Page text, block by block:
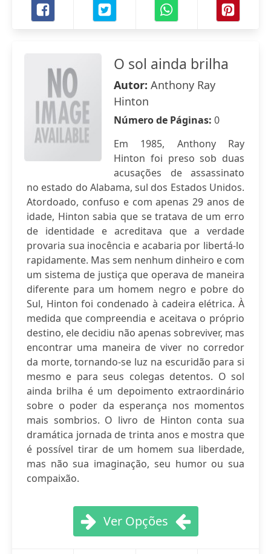
O sol ainda brilha
Autor: Anthony Ray
Hinton
Número de Páginas: 0
Em 1985, Anthony Ray
Hinton foi preso sob duas
acusações de assassinato
no estado do Alabama, sul dos Estados Unidos.
Atordoado, confuso e com apenas 29 anos de
idade, Hinton sabia que se tratava de um erro
de identidade e acreditava que a verdade
provaria sua inocência e acabaria por libertá-lo
rapidamente. Mas sem nenhum dinheiro e com
um sistema de justiça que operava de maneira
diferente para um homem negro e pobre do
Sul, Hinton foi condenado à cadeira elétrica. À
medida que compreendia e aceitava o próprio
destino, ele decidiu não apenas sobreviver, mas
encontrar uma maneira de viver no corredor
da morte, tornando-se luz na escuridão para si
mesmo e para seus colegas detentos. O sol
ainda brilha é um depoimento extraordinário
sobre o poder da esperança nos momentos
mais sombrios. O livro de Hinton conta sua
dramática jornada de trinta anos e mostra que
é possível tirar de um homem sua liberdade,
mas não sua imaginação, seu humor ou sua
compaixão.
Ver Opções